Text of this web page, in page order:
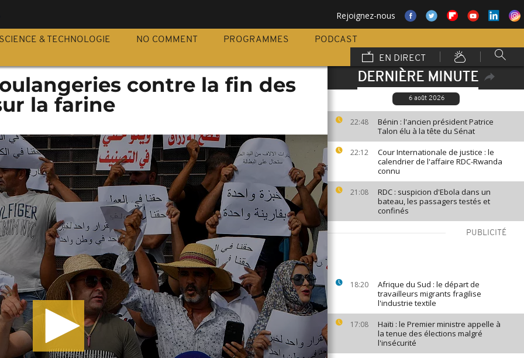
Rejoignez-nous
SCIENCE & TECHNOLOGIE NO COMMENT PROGRAMMES
PODCAST
EN DIRECT
DERNIÈRE MINUTE
6 août 2026
22:48
Bénin : l'ancien président Patrice
Talon élu à la tête du Sénat
22:12
Cour Internationale de justice : le
calendrier de l'affaire RDC-Rwanda
connu
21:08
RDC : suspicion d'Ebola dans un
bateau, les passagers testés et
confinés
PUBLICITÉ
18:20
Afrique du Sud : le départ de
travailleurs migrants fragilise
l'industrie textile
17:08
Haïti : le Premier ministre appelle à
la tenue des élections malgré
l'insécurité
contre la fin des
la farine